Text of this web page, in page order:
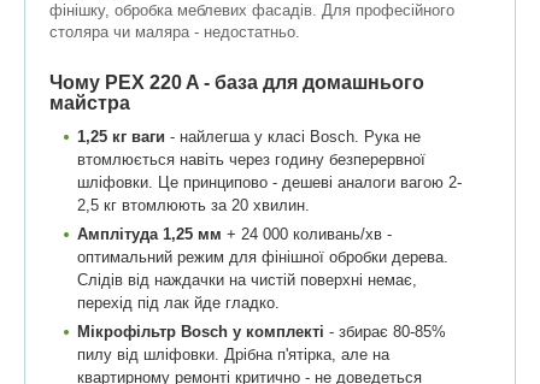
фінішку, обробка меблевих фасадів. Для професійного
столяра чи маляра - недостатньо.
Чому PEX 220 A - база для домашнього
майстра
1,25 кг ваги - найлегша у класі Bosch. Рука не
втомлюється навіть через годину безперервної
шліфовки. Це принципово - дешеві аналоги вагою 2-
2,5 кг втомлюють за 20 хвилин.
Амплітуда 1,25 мм + 24 000 коливань/хв -
оптимальний режим для фінішної обробки дерева.
Слідів від наждачки на чистій поверхні немає,
перехід під лак йде гладко.
Мікрофільтр Bosch у комплекті - збирає 80-85%
пилу від шліфовки. Дрібна п'ятірка, але на
квартирному ремонті критично - не доведеться